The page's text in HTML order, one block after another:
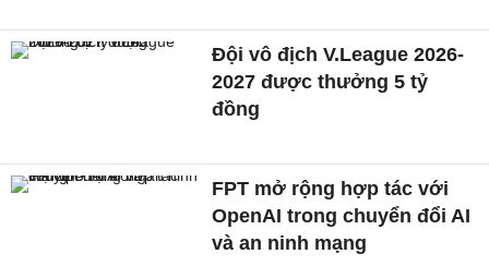
Đội vô địch V.League 2026-
2027 được thưởng 5 tỷ
đồng
FPT mở rộng hợp tác với
OpenAI trong chuyển đổi AI
và an ninh mạng